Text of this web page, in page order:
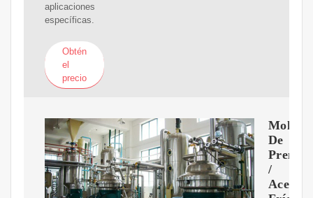
aplicaciones
específicas.
Obtén
el
precio
Molino
De
Prensa
/
Aceite